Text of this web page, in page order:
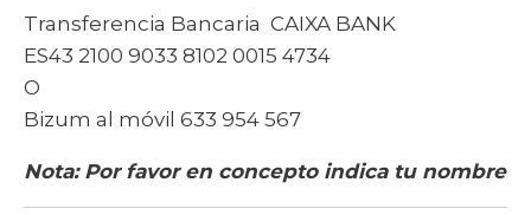
Transferencia Bancaria CAIXA BANK
ES43 2100 9033 8102 0015 4734
O
Bizum al móvil 633 954 567
Nota: Por favor en concepto indica tu nombre-